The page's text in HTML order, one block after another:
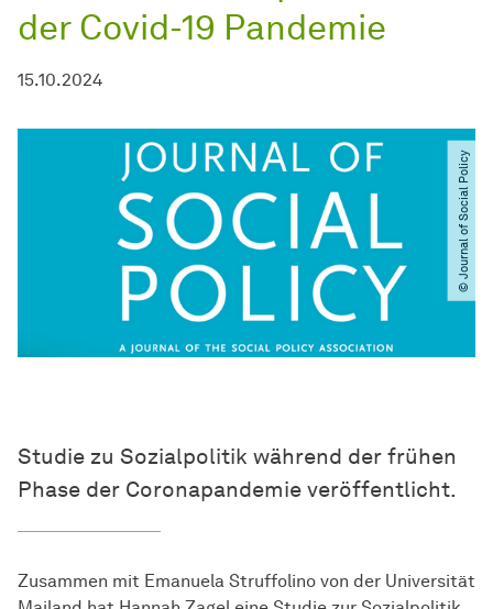
der Covid-19 Pandemie
15.10.2024
© Journal of Social Policy
Studie zu Sozialpolitik während der frühen
Phase der Coronapandemie veröffentlicht.
Zusammen mit Emanuela Struffolino von der Universität